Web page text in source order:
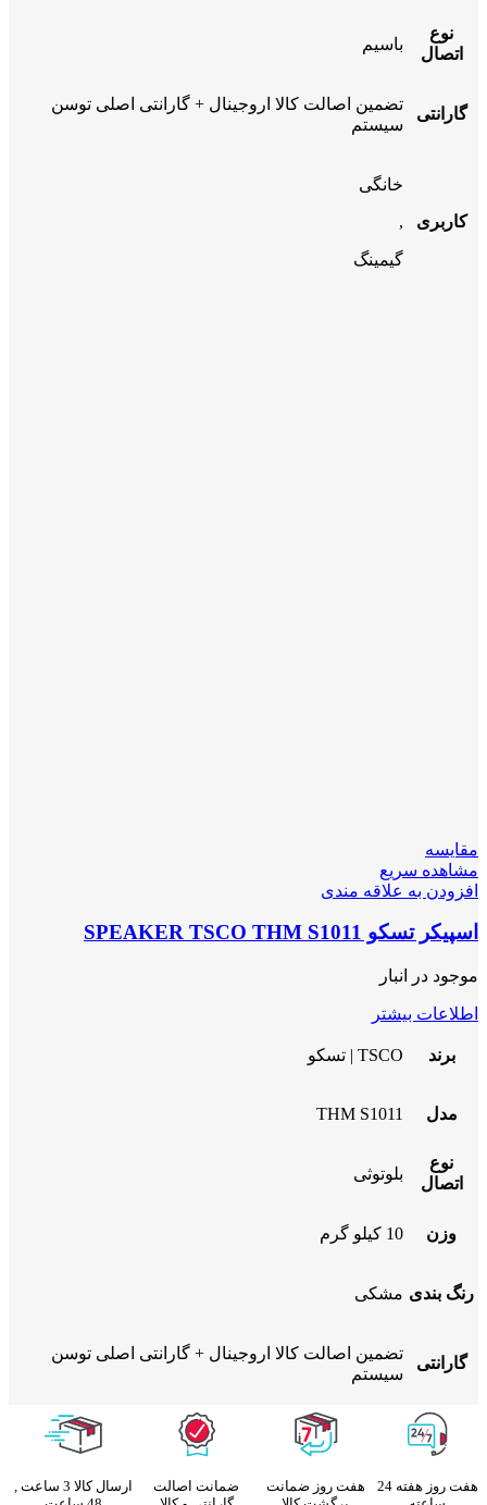
نوع
اتصال
باسیم
گارانتی
تضمین اصالت کالا اروجینال + گارانتی اصلی توسن
سیستم
کاربری
خانگی
,
گیمینگ
مقایسه
مشاهده سریع
افزودن به علاقه مندی
اسپیکر تسکو SPEAKER TSCO THM S1011
موجود در انبار
اطلاعات بیشتر
برند TSCO | تسکو
مدل THM S1011
نوع
اتصال
بلوتوثی
وزن 10 کیلو گرم
رنگ بندی مشکی
گارانتی
تضمین اصالت کالا اروجینال + گارانتی اصلی توسن
سیستم
هفت روز هفته 24
هفت روز ضمانت
ضمانت اصالت
ارسال کالا 3 ساعت ,